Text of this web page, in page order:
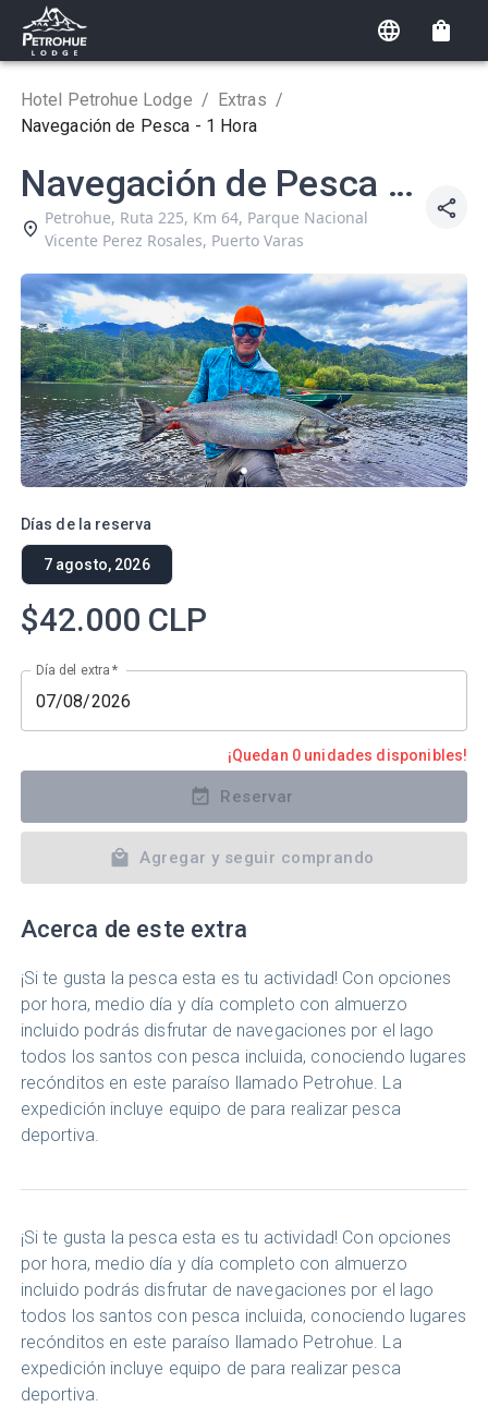
Hotel Petrohue Lodge / Extras /
Navegación de Pesca - 1 Hora
Navegación de Pesca -
1 Hora
Petrohue, Ruta 225, Km 64, Parque Nacional
Vicente Perez Rosales, Puerto Varas
Acerca de este extra
¡Si te gusta la pesca esta es tu actividad! Con opciones
por hora, medio día y día completo con almuerzo
incluido podrás disfrutar de navegaciones por el lago
todos los santos con pesca incluida, conociendo lugares
recónditos en este paraíso llamado Petrohue. La
expedición incluye equipo de para realizar pesca
deportiva.
¡Si te gusta la pesca esta es tu actividad! Con opciones
por hora, medio día y día completo con almuerzo
incluido podrás disfrutar de navegaciones por el lago
todos los santos con pesca incluida, conociendo lugares
recónditos en este paraíso llamado Petrohue. La
expedición incluye equipo de para realizar pesca
deportiva.
Días de la reserva
7 agosto, 2026
$42.000 CLP
Día del extra *
¡Quedan 0 unidades disponibles!
Reservar
Agregar y seguir comprando